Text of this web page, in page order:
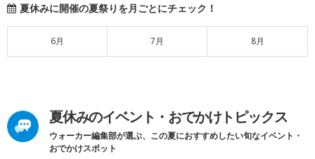
夏休みに開催の夏祭りを月ごとにチェック！
6月 7月 8月
夏休みのイベント・おでかけトピックス
ウォーカー編集部が選ぶ、この夏におすすめしたい旬なイベント・
おでかけスポット